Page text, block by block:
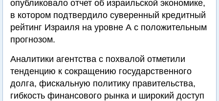
опубликовало отчет об израильской экономике,
в котором подтвердило суверенный кредитный
рейтинг Израиля на уровне А с положительным
прогнозом.
Аналитики агентства с похвалой отметили
тенденцию к сокращению государственного
долга, фискальную политику правительства,
гибкость финансового рынка и широкий доступ